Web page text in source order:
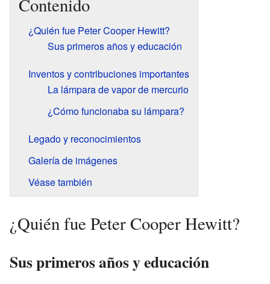
Contenido
¿Quién fue Peter Cooper Hewitt?
Sus primeros años y educación
Inventos y contribuciones importantes
La lámpara de vapor de mercurio
¿Cómo funcionaba su lámpara?
Legado y reconocimientos
Galería de imágenes
Véase también
¿Quién fue Peter Cooper Hewitt?
Sus primeros años y educación